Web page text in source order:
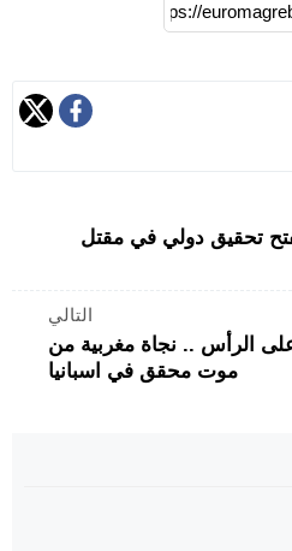
تحقيق دولي في مقتل
التالي
الرأس .. نجاة مغربية من
موت محقق في اسبانيا